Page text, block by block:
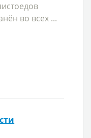
во всех ...